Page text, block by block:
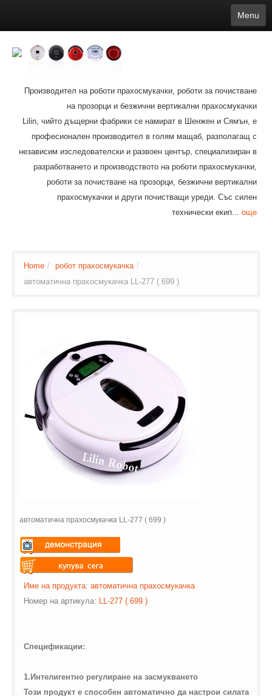
Menu
Deutsch
Português 日本語
Suomi
Hrvatski Română Mongolian bāṅlā Norsk
Türkçe
india Tiếng Việt íslenska Estonia
Bulgarian
Ukrainian
Slovenčina
Производител на роботи прахосмукачки, роботи за почистване
на прозорци и безжични вертикални прахосмукачки
Lilin, чийто дъщерни фабрики се намират в Шенжен и Сямън, е
професионален производител в голям мащаб, разполагащ с
независим изследователски и развоен център, специализиран в
разработването и производството на роботи прахосмукачки,
роботи за почистване на прозорци, безжични вертикални
прахосмукачки и други почистващи уреди. Със силен
технически екип... още
Home / робот прахосмукачка /
автоматична прахосмукачка LL-277 ( 699 )
автоматична прахосмукачка LL-277 ( 699 )
Warning
$vii_demo_video_text in
/web/m.liectroux-
global.com/includes/templates/theme100/templates/
Warning
$vii_buy_now_text in
on line
42
Име на продукта: автоматична прахосмукачка
Номер на артикулa: LL-277 ( 699 )
Спецификации:
1.Интелигентно регулиране на засмукването
Този продукт е способен автоматично да настрои силата